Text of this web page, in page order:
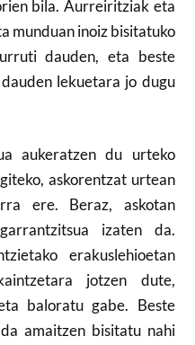
bila. Aurreiritziak eta
munduan inoiz bisitatuko
dauden, eta beste
lekuetara jo dugu
aukeratzen du urteko
askorentzat urtean
ere. Beraz, askotan
izaten da.
erakuslehioetan
jotzen dute,
baloratu gabe. Beste
amaitzen bisitatu nahi